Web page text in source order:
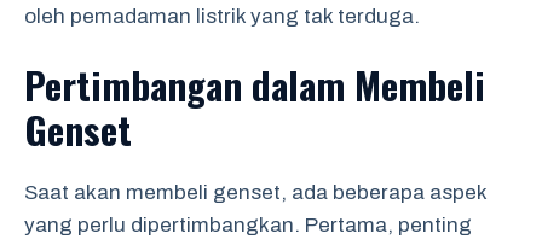
oleh pemadaman listrik yang tak terduga.
Pertimbangan dalam Membeli
Genset
Saat akan membeli genset, ada beberapa aspek
yang perlu dipertimbangkan. Pertama, penting